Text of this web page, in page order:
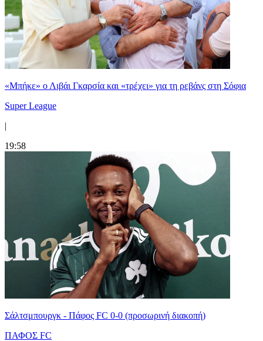
«Μπήκε» ο Λιβάι Γκαρσία και «τρέχει» για τη ρεβάνς στη Σόφια
Super League
|
19:58
Σάλτσμπουργκ - Πάφος FC 0-0 (προσωρινή διακοπή)
ΠΑΦΟΣ FC